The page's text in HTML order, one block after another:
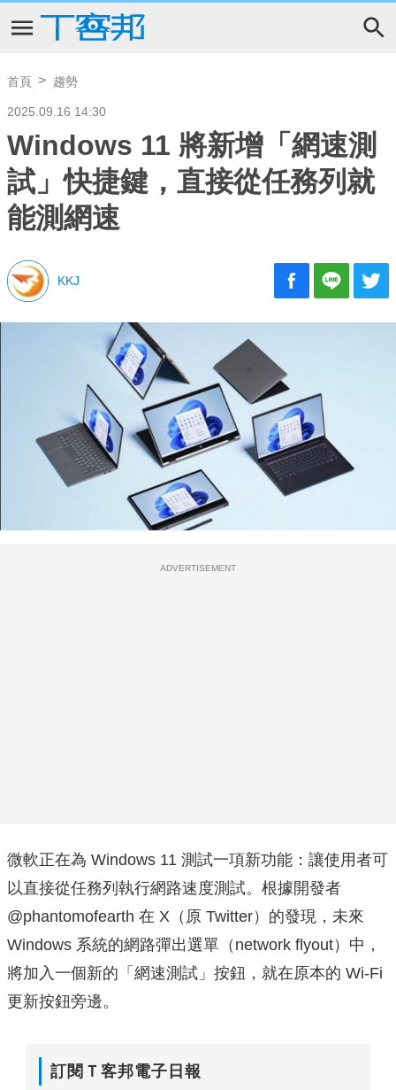
首頁 趨勢
2025.09.16 14:30
Windows 11 將新增「網速測
試」快捷鍵，直接從任務列就
能測網速
KKJ
ADVERTISEMENT
微軟正在為 Windows 11 測試一項新功能：讓使用者可
以直接從任務列執行網路速度測試。根據開發者
@phantomofearth 在 X（原 Twitter）的發現，未來
Windows 系統的網路彈出選單（network flyout）中，
將加入一個新的「網速測試」按鈕，就在原本的 Wi-Fi
更新按鈕旁邊。
訂閱Ｔ客邦電子日報